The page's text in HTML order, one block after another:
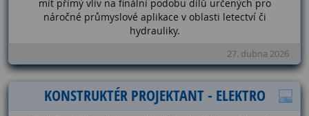
mít přímý vliv na finální podobu dílů určených pro
náročné průmyslové aplikace v oblasti letectví či
hydrauliky.
27. dubna 2026
KONSTRUKTÉR PROJEKTANT - ELEKTRO